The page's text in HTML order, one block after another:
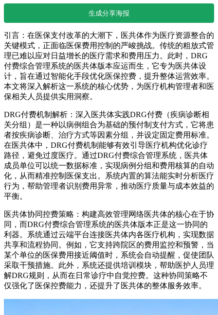
生成分享海报
引言：在医保支付改革的大潮下，医共体作为医疗资源整合的
关键模式，正面临医保费用控制的严峻挑战。传统的粗放式管
理已难以应对日益增长的医疗需求和费用压力。此时，DRG
付费综合管理系统的医共体版本应运而生，它专为医共体设
计，旨在通过智能化手段优化医保控费，提升整体运营效率。
本文将深入解析这一系统的核心优势，为医疗机构管理者和医
保相关人员提供实用洞察。
DRG付费机制解析：深入医共体实践DRG付费（疾病诊断相
关分组）是一种以病例组合为基础的预付制支付方式，它将患
者按疾病诊断、治疗方式等因素分组，并设定固定费用标准。
在医共体中，DRG付费机制能够有效引导医疗机构优化诊疗
路径，避免过度医疗。通过DRG付费综合管理系统，医共体
成员单位可以统一数据标准，实现病例分组和费用核算的自动
化，从而精准控制医保支出。系统内置的算法能实时分析医疗
行为，帮助管理者识别费用异常，推动医疗质量与成本效益的
平衡。
医共体协同控费策略：构建高效管理网络医共体的核心在于协
同，而DRG付费综合管理系统的医共体版本正是这一协同的
利器。系统通过云端平台连接医共体内各医疗机构，实现数据
共享和流程协同。例如，它支持跨院区的费用监控和预警，当
某个单位的医保费用接近阈值时，系统会自动提醒，促使团队
采取干预措施。此外，系统还提供培训模块，帮助医护人员理
解DRG规则，从而在日常诊疗中自觉控费。这种协同策略不
仅强化了医保控费能力，还提升了医共体的整体服务效率。